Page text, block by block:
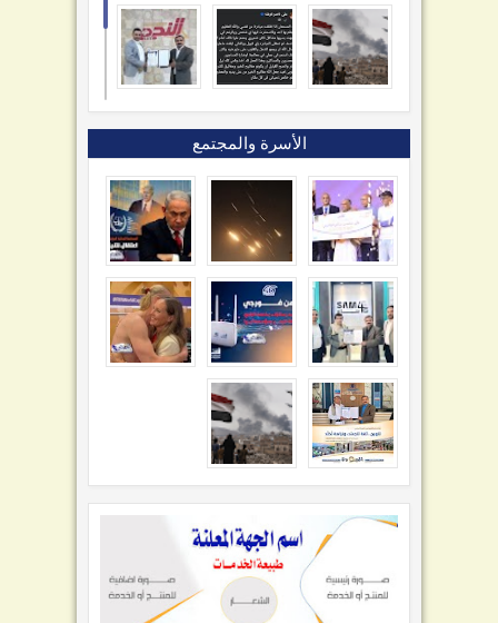
الأسرة والمجتمع